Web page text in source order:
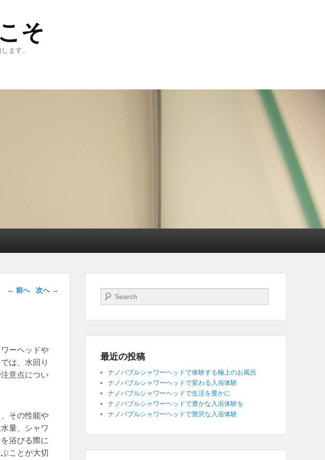
そ
ます。
投稿ナビゲー
ション
← 前へ 次へ →
ーヘッドや
は、水回り
意点につい
その性能や
量、シャワ
浴びる際に
ことが大切
検索開始
最近の投稿
ナノバブルシャワーヘッドで体験する極上のお風呂
ナノバブルシャワーヘッドで変わる入浴体験
ナノバブルシャワーヘッドで生活を豊かに
ナノバブルシャワーヘッドで豊かな入浴体験を
ナノバブルシャワーヘッドで贅沢な入浴体験